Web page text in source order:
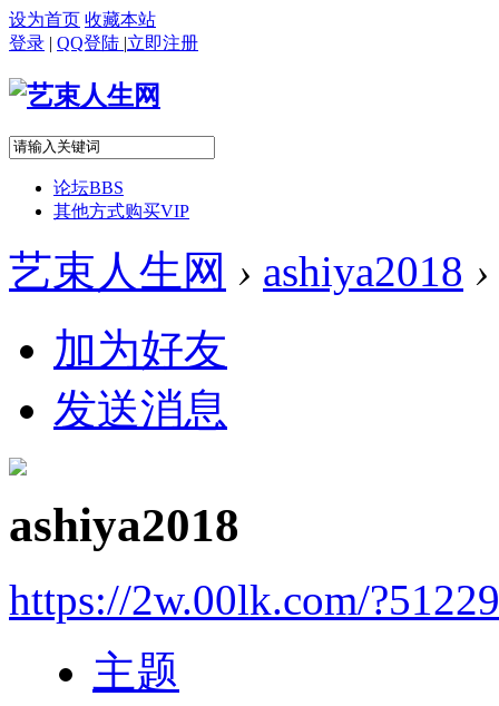
设为首页 收藏本站
登录 | QQ登陆 |立即注册
论坛BBS
其他方式购买VIP
艺束人生网 › ashiya2018 ›
加为好友
发送消息
ashiya2018
https://2w.00lk.com/?51229
主题